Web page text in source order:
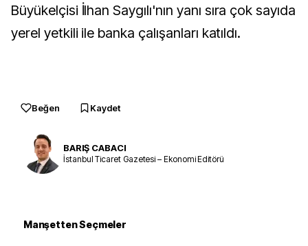
Büyükelçisi İlhan Saygılı'nın yanı sıra çok sayıda
yerel yetkili ile banka çalışanları katıldı.
Beğen Kaydet
BARIŞ CABACI
İstanbul Ticaret Gazetesi – Ekonomi Editörü
Manşetten Seçmeler